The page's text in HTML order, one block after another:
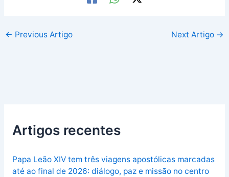
← Previous Artigo Next Artigo →
Artigos recentes
Papa Leão XIV tem três viagens apostólicas marcadas
até ao final de 2026: diálogo, paz e missão no centro